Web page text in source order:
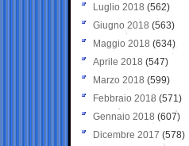
Luglio 2018 (562)
Giugno 2018 (563)
Maggio 2018 (634)
Aprile 2018 (547)
Marzo 2018 (599)
Febbraio 2018 (571)
Gennaio 2018 (607)
Dicembre 2017 (578)